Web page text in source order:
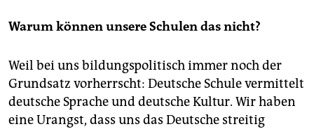
Warum können unsere Schulen das nicht?
Weil bei uns bildungspolitisch immer noch der
Grundsatz vorherrscht: Deutsche Schule vermittelt
deutsche Sprache und deutsche Kultur. Wir haben
eine Urangst, dass uns das Deutsche streitig